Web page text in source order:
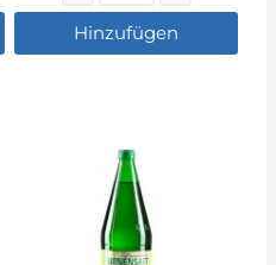
Hinzufügen